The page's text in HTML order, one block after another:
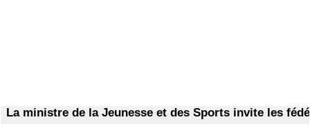
ministre de la Jeunesse et des Sports invite les